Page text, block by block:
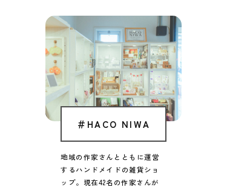
＃HACO NIWA
地域の作家さんとともに運営
するハンドメイドの雑貨ショ
ップ。 現在42名の作家さんが